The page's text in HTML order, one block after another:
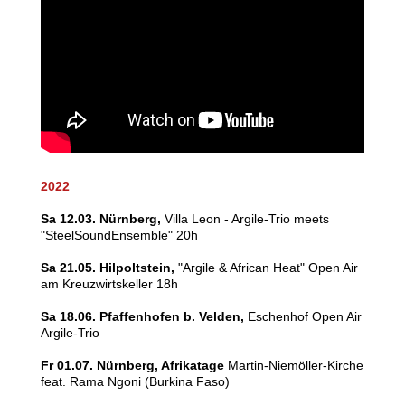
2022
Sa 12.03. Nürnberg, Villa Leon - Argile-Trio meets
"SteelSoundEnsemble" 20h
Sa 21.05. Hilpoltstein, "Argile & African Heat" Open Air
am Kreuzwirtskeller 18h
Sa 18.06. Pfaffenhofen b. Velden, Eschenhof Open Air
Argile-Trio
Fr 01.07. Nürnberg, Afrikatage Martin-Niemöller-Kirche
feat. Rama Ngoni (Burkina Faso)